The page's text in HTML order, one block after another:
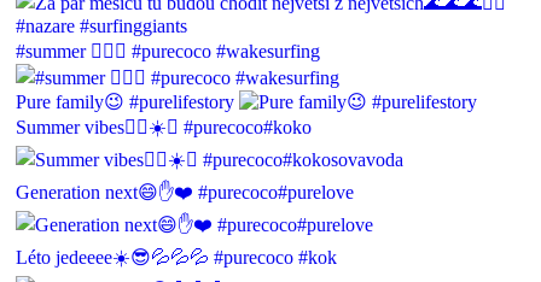
#summer 🏄‍♂️💦 #purecoco #wakesurfing
Pure family😉 #purelifestory
Summer vibes🏄‍♂️☀️💦 #purecoco#koko
Generation next😄✋❤️ #purecoco#purelove
Léto jedeeee☀️😎💦💦💦 #purecoco #kok